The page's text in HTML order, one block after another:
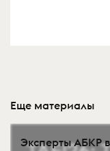
Еще материалы
Эксперты АБКР